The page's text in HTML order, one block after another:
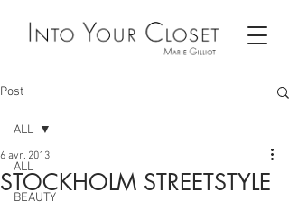
Post
ALL
BEAUTY
ALL
STOCKHOLM STREETSTYLE
6 avr. 2013